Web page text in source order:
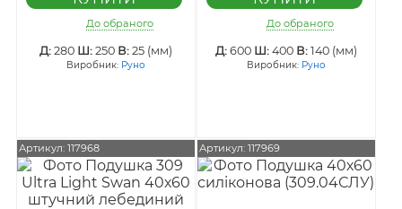
До обраного
Д:280 Ш:250 В:25 (мм)
Виробник: Руно
До обраного
Д: 600Ш: 400В: 140 (мм)
Виробник: Руно
Артикул: 117968 Артикул: 117969